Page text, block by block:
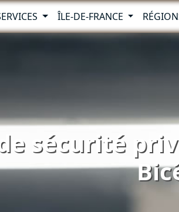
ÎLE-DE-FRANCE
sécurité